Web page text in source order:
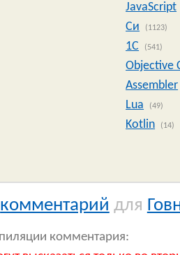
JavaScript
Си
(1123)
1C (541)
Objective
Assembler
Lua
(49)
Kotlin (14)
комментарий для
комментария: